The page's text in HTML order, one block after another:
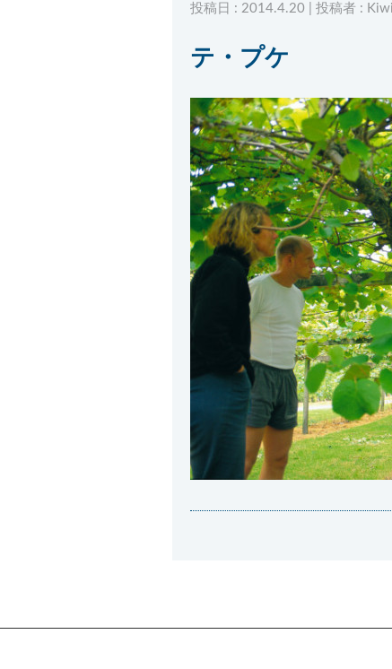
投稿日 : 2014.4.20 | 投稿者 :
テ・プケ